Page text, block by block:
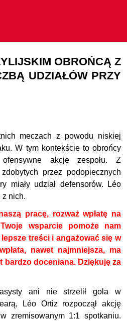
OBROŃCĄ Z
UDZIAŁÓW PRZY
meczach z powodu niskiej
W tym kontekście to obrońcy
akcje zespołu. Z
przez podopiecznych
miały udział defensorów. Léo
z nich.
pracę, rozważ wpłatę na
wsparcie pomoże nam
treści i angażować się w
nawet najmniejsza, ma
bardzo doceniana. Dziękuję za
ani nie strzelił gola w
Léo Ortiz rozpoczął akcję
zremisowanym 1:1 spotkaniu.